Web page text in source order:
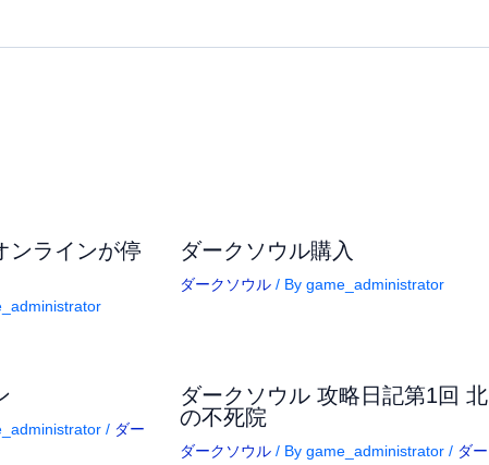
ンラインが停
ダークソウル購入
ダークソウル/ By game_administrator
/ ダー
ダークソウル 攻略日記第1回 北
の不死院
ダークソウル/ By game_administrator / ダー